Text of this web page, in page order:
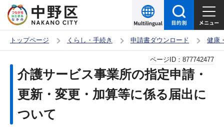
の
ー
トップページ くらし・手続き 申請書ダウンロード 健康
介護サービス事業所の指定申請・
更新・変更・加算等に係る届出に
ついて
ページID： 877742477